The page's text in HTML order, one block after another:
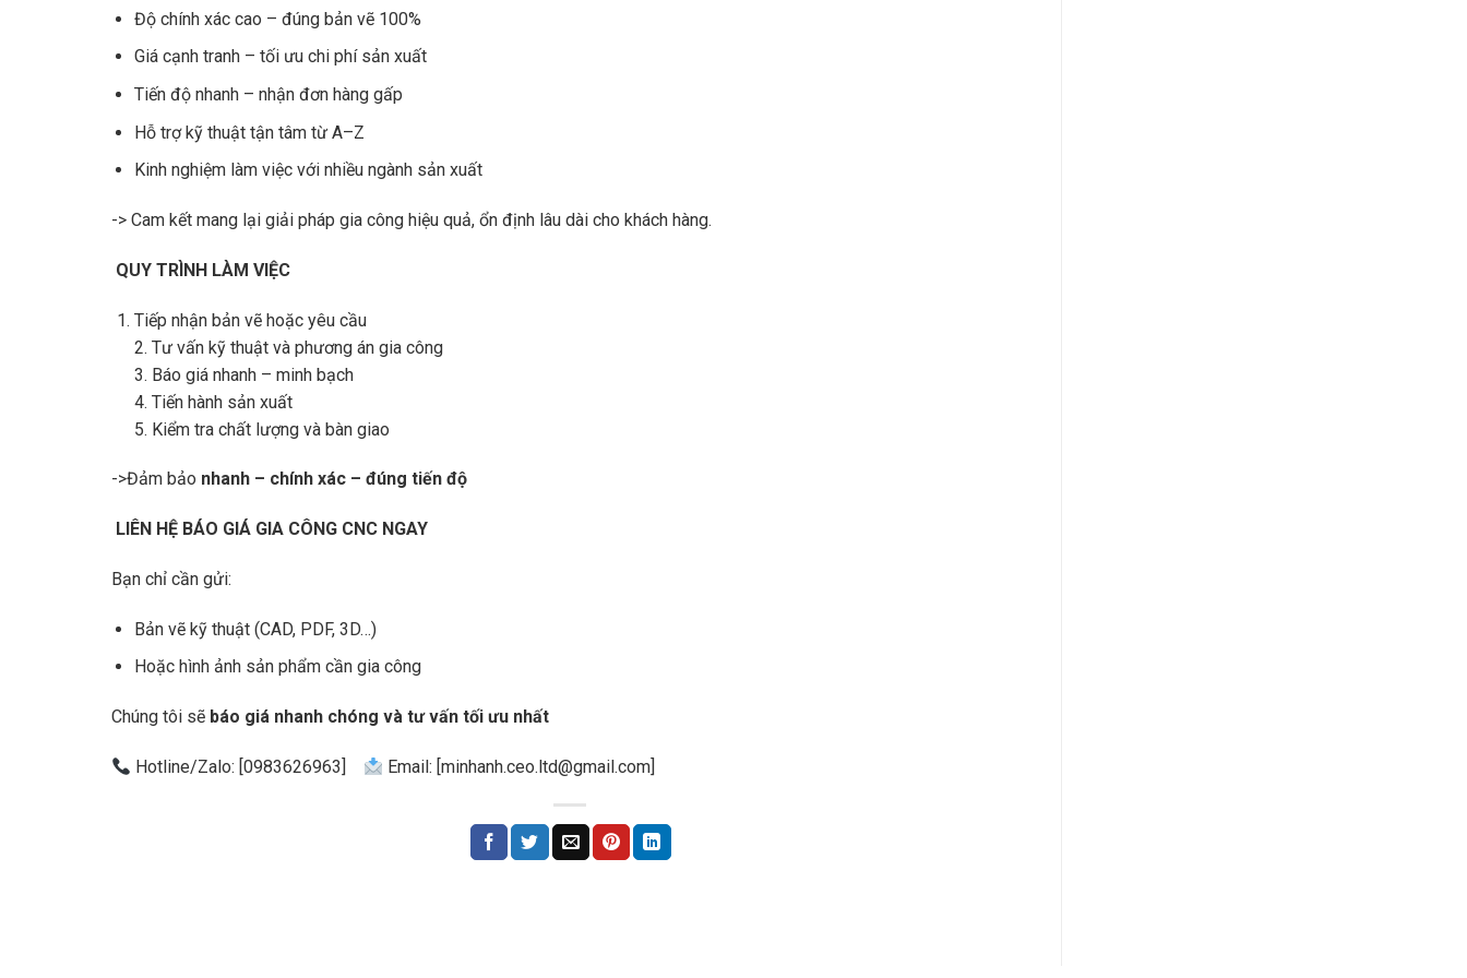
Độ chính xác cao – đúng bản vẽ 100%
Giá cạnh tranh – tối ưu chi phí sản xuất
Tiến độ nhanh – nhận đơn hàng gấp
Hỗ trợ kỹ thuật tận tâm từ A–Z
Kinh nghiệm làm việc với nhiều ngành sản xuất
-> Cam kết mang lại giải pháp gia công hiệu quả, ổn định lâu dài cho khách hàng.
QUY TRÌNH LÀM VIỆC
Tiếp nhận bản vẽ hoặc yêu cầu
2. Tư vấn kỹ thuật và phương án gia công
3. Báo giá nhanh – minh bạch
4. Tiến hành sản xuất
5. Kiểm tra chất lượng và bàn giao
->Đảm bảo nhanh – chính xác – đúng tiến độ
LIÊN HỆ BÁO GIÁ GIA CÔNG CNC NGAY
Bạn chỉ cần gửi:
Bản vẽ kỹ thuật (CAD, PDF, 3D…)
Hoặc hình ảnh sản phẩm cần gia công
Chúng tôi sẽ báo giá nhanh chóng và tư vấn tối ưu nhất
Hotline/Zalo: [0983626963] Email: [minhanh.ceo.ltd@gmail.com]